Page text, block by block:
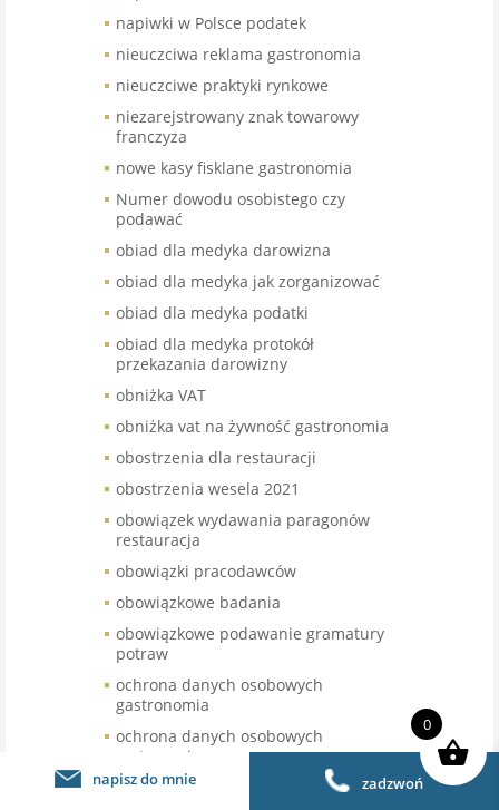
napiwki w Polsce podatek
nieuczciwa reklama gastronomia
nieuczciwe praktyki rynkowe
niezarejstrowany znak towarowy
franczyza
nowe kasy fisklane gastronomia
Numer dowodu osobistego czy
podawać
obiad dla medyka darowizna
obiad dla medyka jak zorganizować
obiad dla medyka podatki
obiad dla medyka protokół
przekazania darowizny
obniżka VAT
obniżka vat na żywność gastronomia
obostrzenia dla restauracji
obostrzenia wesela 2021
obowiązek wydawania paragonów
restauracja
obowiązki pracodawców
obowiązkowe badania
obowiązkowe podawanie gramatury
potraw
ochrona danych osobowych
gastronomia
ochrona danych osobowych
restauracja
ochrona marki restauracji
napisz do mnie zadzwoń
0